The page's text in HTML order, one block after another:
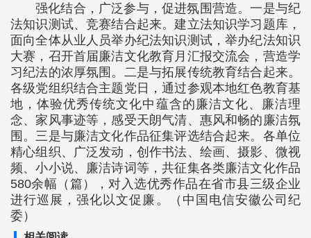
强化结合，广泛参与，促进氛围营造。一是与纪
法知识测试、竞赛结合起来。建立法知识学习题库，
面向全体从业人员举办纪法知识测试，举办纪法知识
大赛，召开首届廉洁文化教育月汇报交流会，营造学
习纪法的浓厚氛围。二是与拓展传统教育结合起来。
各级党组织结合主题党日，通过参观本地红色教育基
地，体验优秀传统文化中蕴含的廉洁文化、廉洁理
念、家风事迹等，感受天朗气清、惠风和畅的廉洁氛
围。三是与廉洁文化作品征集评选结合起来。各单位
精心组织、广泛发动，创作书法、绘画、摄影、微视
频、小小说、廉洁诗词等，共征集各类廉洁文化作品
580余幅（篇），对入选优秀作品在省市县三级企业
进行巡展，强化以文促廉。（中国电信安徽公司纪
委）